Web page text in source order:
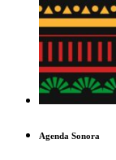
Agenda Sonora